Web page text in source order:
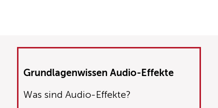
Grundlagenwissen Audio-Effekte
Was sind Audio-Effekte?